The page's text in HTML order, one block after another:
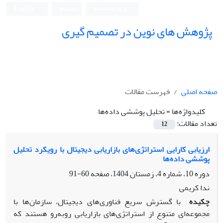
پژوهش های نوین در تصمیم گیری
صفحه اصلی
فهرست مقالات
کلیدواژه‌ها =تحلیل پوششی داده‌ها
تعداد مقالات:
12
ارزیابی کارایی استراتژی‌های بازاریابی دیجیتال با رویکرد تحلیل
پوششی داده‌ها
دوره 10، شماره 4، زمستان 1404، صفحه
60-91
ندا کریمی
چکیده با گسترش سریع فناوری‌های دیجیتال، سازمان‌ها با
مجموعه‌ای متنوع از استراتژی‌های بازاریابی روبه‌رو هستند که